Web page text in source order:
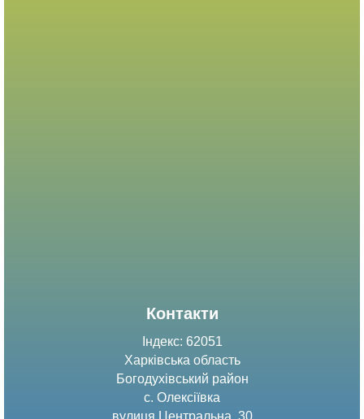
Контакти
Індекс: 62051
Харківська область
Богодухівський район
с. Олексіївка
вулиця Центральна, 30